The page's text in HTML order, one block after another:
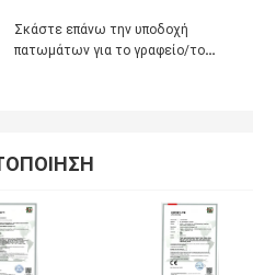
Σκάστε επάνω την υποδοχή
πατωμάτων για το γραφείο/το